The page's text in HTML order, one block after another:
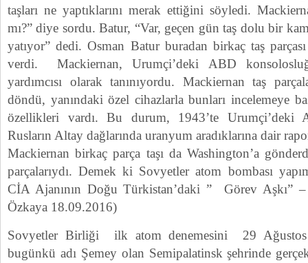
taşları ne yaptıklarını merak ettiğini söyledi.
mı?” diye sordu. Batur, “Var, geçen gün taş dolu bir
yatıyor” dedi. Osman Batur buradan birkaç taş
verdi. Mackiernan, Urumçi’deki ABD
yardımcısı olarak tanınıyordu. Mackiernan taş
döndü, yanındaki özel cihazlarla bunları incelemeye
özellikleri vardı. Bu durum, 1943’te Urumçi’deki
Rusların Altay dağlarında uranyum aradıklarına dair
Mackiernan birkaç parça taşı da Washington’a
parçalarıydı. Demek ki Sovyetler atom bombası
CİA Ajanının Doğu Türkistan’daki ” Görev Aşkı”
Özkaya 18.09.2016)
Sovyetler Birliği ilk atom denemesini 29 Ağustos
bugünkü adı Şemey olan Semipalatinsk şehrinde